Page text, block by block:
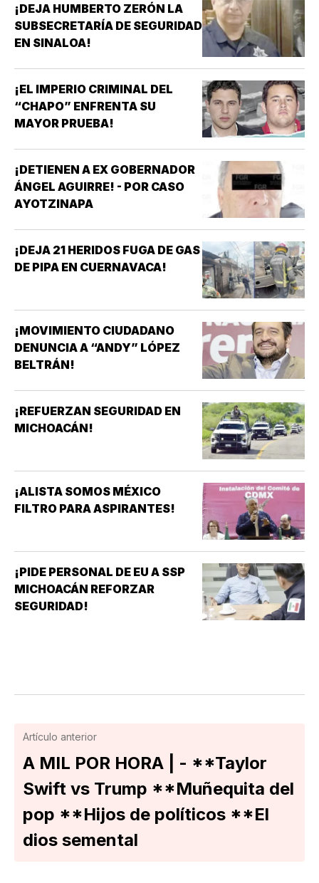
¡DEJA HUMBERTO ZERÓN LA
SUBSECRETARÍA DE SEGURIDAD
EN SINALOA!
¡EL IMPERIO CRIMINAL DEL
“CHAPO” ENFRENTA SU
MAYOR PRUEBA!
¡DETIENEN A EX GOBERNADOR
ÁNGEL AGUIRRE! - POR CASO
AYOTZINAPA
¡DEJA 21 HERIDOS FUGA DE GAS
DE PIPA EN CUERNAVACA!
¡MOVIMIENTO CIUDADANO
DENUNCIA A “ANDY” LÓPEZ
BELTRÁN!
¡REFUERZAN SEGURIDAD EN
MICHOACÁN!
¡ALISTA SOMOS MÉXICO
FILTRO PARA ASPIRANTES!
¡PIDE PERSONAL DE EU A SSP
MICHOACÁN REFORZAR
SEGURIDAD!
Artículo anterior
A MIL POR HORA | - **Taylor
Swift vs Trump **Muñequita del
pop **Hijos de políticos **El
dios semental